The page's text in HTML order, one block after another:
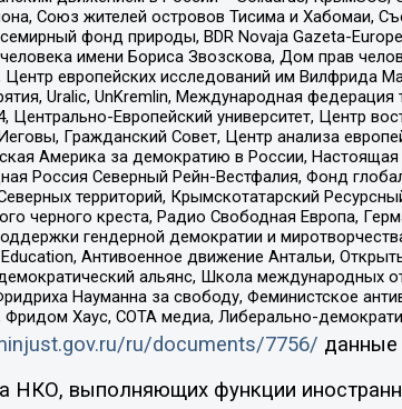
Союз жителей островов Тисима и Хабомаи,
фонд природы, BDR Novaja Gazeta-
имени Бориса Звозскова, Дом прав
европейских исследований им Вилфрида
Uralic, UnKremlin, Международная
Центрально-Европейский университет, Центр
Гражданский Совет, Центр анализа
Америка за демократию в России,
Россия Северный Рейн-Вестфалия, Фонд
территорий, Крымскотатарский
черного креста, Радио Свободная Европа,
гендерной демократии и
Антивоенное движение Антальи,
альянс, Школа
Науманна за свободу, Феминистское
Фридом Хаус, СОТА медиа, Либерально-
ru/documents/7756/ данные
НКО, выполняющих функции